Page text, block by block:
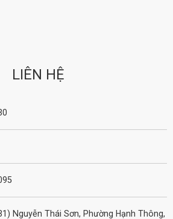
LIÊN HỆ
Nguyễn Thái Sơn, Phường Hạnh Thông,